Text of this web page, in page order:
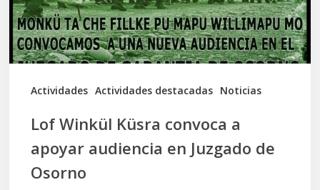
Actividades Actividades destacadas Noticias
audiencia
en
Juzgado
Lof Winkül Küsra convoca a
apoyar audiencia en Juzgado de
Osorno